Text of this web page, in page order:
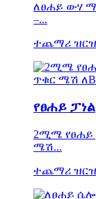
ለፀሐይ ውሃ
–...
ተጨማሪ
የፀሐይ ፓነል
2ሚሜ የፀሐይ
ሜሽ...
ተጨማሪ